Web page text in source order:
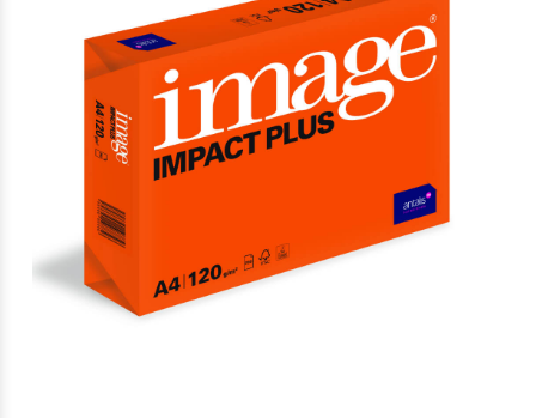
Material oficina ›
Audiovisuales
Tinta y tóner
Impresoras
Informática